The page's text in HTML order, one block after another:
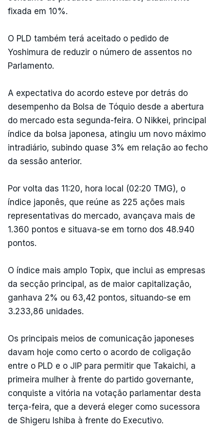
fixada em 10%.
O PLD também terá aceitado o pedido de
Yoshimura de reduzir o número de assentos no
Parlamento.
A expectativa do acordo esteve por detrás do
desempenho da Bolsa de Tóquio desde a abertura
do mercado esta segunda-feira. O Nikkei, principal
índice da bolsa japonesa, atingiu um novo máximo
intradiário, subindo quase 3% em relação ao fecho
da sessão anterior.
Por volta das 11:20, hora local (02:20 TMG), o
índice japonês, que reúne as 225 ações mais
representativas do mercado, avançava mais de
1.360 pontos e situava-se em torno dos 48.940
pontos.
O índice mais amplo Topix, que inclui as empresas
da secção principal, as de maior capitalização,
ganhava 2% ou 63,42 pontos, situando-se em
3.233,86 unidades.
Os principais meios de comunicação japoneses
davam hoje como certo o acordo de coligação
entre o PLD e o JIP para permitir que Takaichi, a
primeira mulher à frente do partido governante,
conquiste a vitória na votação parlamentar desta
terça-feira, que a deverá eleger como sucessora
de Shigeru Ishiba à frente do Executivo.